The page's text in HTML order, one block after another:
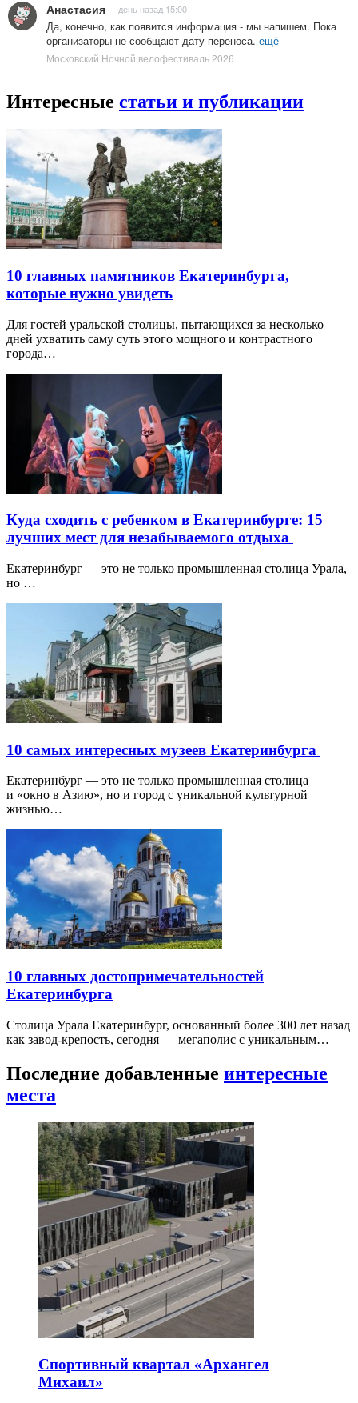
Анастасия день назад 15:00
Да, конечно, как появится информация - мы напишем. Пока
организаторы не сообщают дату переноса. ещё
Московский Ночной велофестиваль 2026
Интересные статьи и публикации
10 главных памятников Екатеринбурга,
которые нужно увидеть
Для гостей уральской столицы, пытающихся за несколько
дней ухватить саму суть этого мощного и контрастного
города…
Куда сходить с ребенком в Екатеринбурге: 15
лучших мест для незабываемого отдыха
Екатеринбург — это не только промышленная столица Урала,
но …
10 самых интересных музеев Екатеринбурга
Екатеринбург — это не только промышленная столица
и «окно в Азию», но и город с уникальной культурной
жизнью…
10 главных достопримечательностей
Екатеринбурга
Столица Урала Екатеринбург, основанный более 300 лет назад
как завод-крепость, сегодня — мегаполис с уникальным…
Последние добавленные интересные
места
Спортивный квартал «Архангел
Михаил»